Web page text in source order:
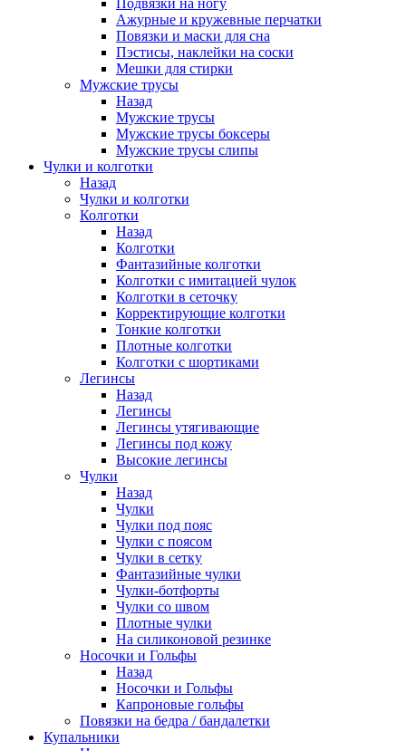
Подвязки на ногу
Ажурные и кружевные перчатки
Повязки и маски для сна
Пэстисы, наклейки на соски
Мешки для стирки
Мужские трусы
Назад
Мужские трусы
Мужские трусы боксеры
Мужские трусы слипы
Чулки и колготки
Назад
Чулки и колготки
Колготки
Назад
Колготки
Фантазийные колготки
Колготки с имитацией чулок
Колготки в сеточку
Корректирующие колготки
Тонкие колготки
Плотные колготки
Колготки с шортиками
Легинсы
Назад
Легинсы
Легинсы утягивающие
Легинсы под кожу
Высокие легинсы
Чулки
Назад
Чулки
Чулки под пояс
Чулки с поясом
Чулки в сетку
Фантазийные чулки
Чулки-ботфорты
Чулки со швом
Плотные чулки
На силиконовой резинке
Носочки и Гольфы
Назад
Носочки и Гольфы
Капроновые гольфы
Повязки на бедра / бандалетки
Купальники